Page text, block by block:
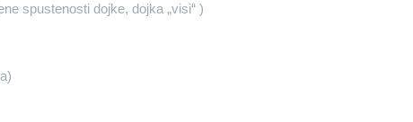
spustenosti dojke, dojka „visi“ )